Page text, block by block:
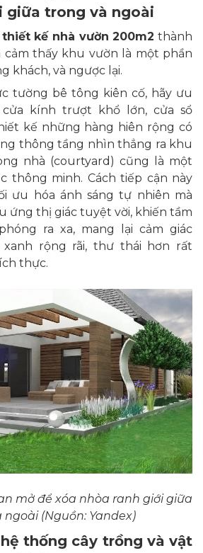
giữa trong và ngoài
thiết kế nhà vườn 200m2 thành
cảm thấy khu vườn là một phần
khách, và ngược lại.
tường bê tông kiên cố, hãy ưu
kính trượt khổ lớn, cửa sổ
kế những hàng hiên rộng có
thông tầng nhìn thẳng ra khu
nhà (courtyard) cũng là một
thông minh. Cách tiếp cận này
ưu hóa ánh sáng tự nhiên mà
ứng thị giác tuyệt vời, khiến tầm
ra xa, mang lại cảm giác
xanh rộng rãi, thư thái hơn rất
thực.
mở để xóa nhòa ranh giới giữa
ngoài (Nguồn: Yandex)
thống cây trồng và vật